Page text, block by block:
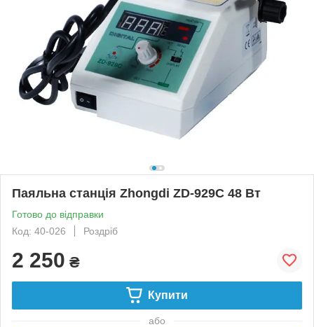
Паяльна станція Zhongdi ZD-929C 48 Вт
Готово до відправки
Код: 40-026
Роздріб
2 250 ₴
Купити
або